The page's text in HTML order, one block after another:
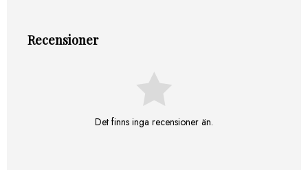
Recensioner
Det finns inga recensioner än.